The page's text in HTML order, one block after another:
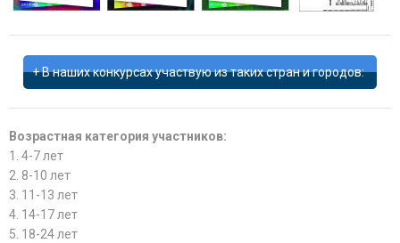
В наших конкурсах участвую из таких стран и городов:
Возрастная категория участников:
1. 4-7 лет
2. 8-10 лет
3. 11-13 лет
4. 14-17 лет
5. 18-24 лет